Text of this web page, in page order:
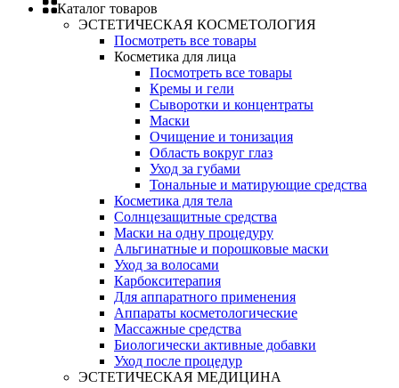
Каталог товаров
ЭСТЕТИЧЕСКАЯ КОСМЕТОЛОГИЯ
Посмотреть все товары
Косметика для лица
Посмотреть все товары
Кремы и гели
Сыворотки и концентраты
Маски
Очищение и тонизация
Область вокруг глаз
Уход за губами
Тональные и матирующие средства
Косметика для тела
Солнцезащитные средства
Маски на одну процедуру
Альгинатные и порошковые маски
Уход за волосами
Карбокситерапия
Для аппаратного применения
Аппараты косметологические
Массажные средства
Биологически активные добавки
Уход после процедур
ЭСТЕТИЧЕСКАЯ МЕДИЦИНА